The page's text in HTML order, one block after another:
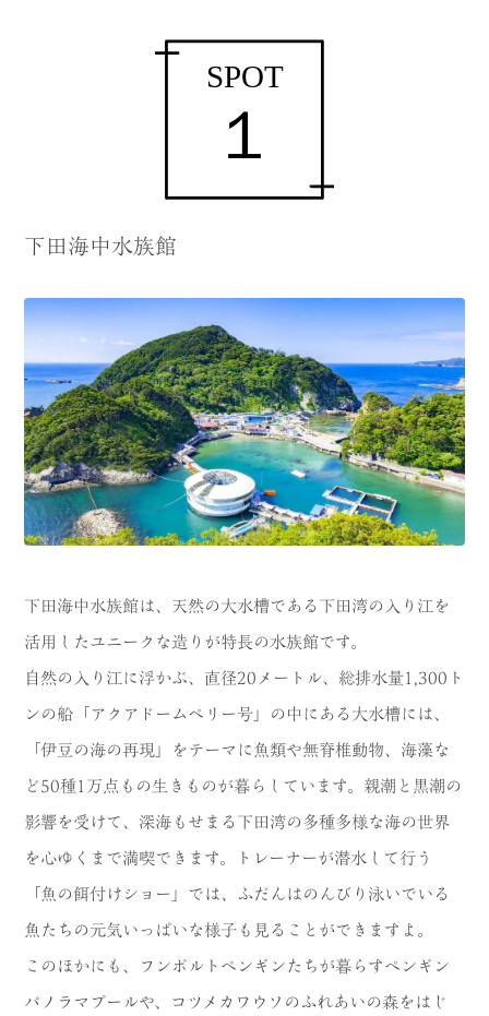
下田海中水族館
下田海中水族館は、天然の大水槽である下田湾の入り江を
活用したユニークな造りが特長の水族館です。
自然の入り江に浮かぶ、直径20メートル、総排水量1,300ト
ンの船「アクアドームペリー号」の中にある大水槽には、
「伊豆の海の再現」をテーマに魚類や無脊椎動物、海藻な
ど50種1万点もの生きものが暮らしています。親潮と黒潮の
影響を受けて、深海もせまる下田湾の多種多様な海の世界
を心ゆくまで満喫できます。トレーナーが潜水して行う
「魚の餌付けショー」では、ふだんはのんびり泳いでいる
魚たちの元気いっぱいな様子も見ることができますよ。
このほかにも、フンボルトペンギンたちが暮らすペンギン
パノラマプールや、コツメカワウソのふれあいの森をはじ